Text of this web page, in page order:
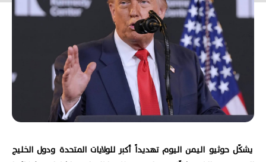
يشكّل حوثيو اليمن اليوم تهديداً أكبر للولايات المتحدة ودول الخليج